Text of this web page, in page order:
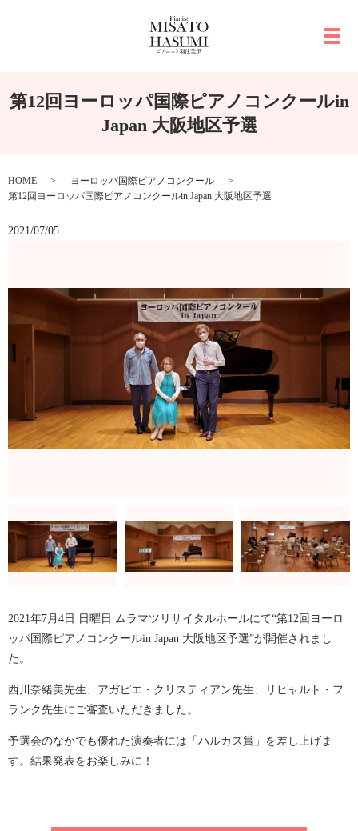
メ
第12回ヨーロッパ国際ピアノコンクールin
Japan 大阪地区予選
HOME
ヨーロッパ国際ピアノコンクール
第12回ヨーロッパ国際ピアノコンクールin Japan 大阪地区予選
2021/07/05
2021年7月4日 日曜日 ムラマツリサイタルホールにて“第12回ヨーロ
ッパ国際ピアノコンクールin Japan 大阪地区予選”が開催されまし
た。
西川奈緒美先生、アガピエ・クリスティアン先生、リヒャルト・フ
ランク先生にご審査いただきました。
予選会のなかでも優れた演奏者には「ハルカス賞」を差し上げま
す。結果発表をお楽しみに！